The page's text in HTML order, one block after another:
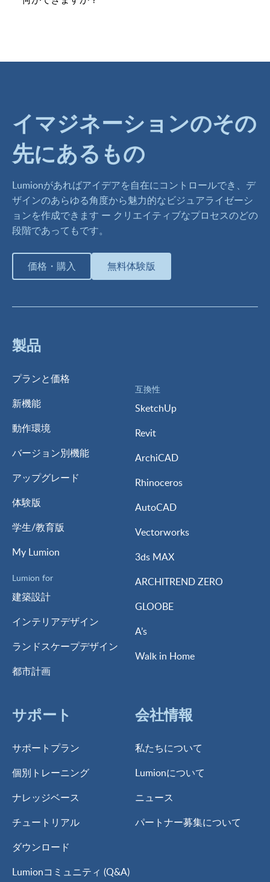
イマジネーションのその
先にあるもの
Lumionがあればアイデアを自在にコントロールでき、デ
ザインのあらゆる角度から魅力的なビジュアライゼーシ
ョンを作成できます ー クリエイティブなプロセスのどの
段階であってもです。
価格・購入 無料体験版
製品
プランと価格
新機能
動作環境
バージョン別機能
アップグレード
体験版
学生/教育版
My Lumion
Lumion for
建築設計
インテリアデザイン
ランドスケープデザイン
都市計画
互換性
SketchUp
Revit
ArchiCAD
Rhinoceros
AutoCAD
Vectorworks
3ds MAX
ARCHITREND ZERO
GLOOBE
A’s
Walk in Home
サポート
サポートプラン
個別トレーニング
ナレッジベース
チュートリアル
ダウンロード
Lumionコミュニティ (Q&A)
会社情報
私たちについて
Lumionについて
ニュース
パートナー募集について